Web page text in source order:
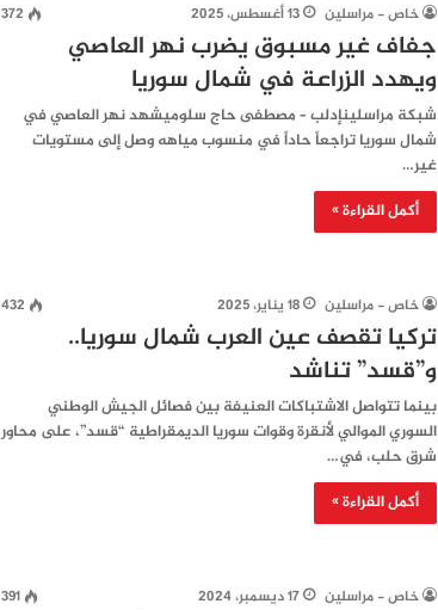
خاص - مراسلين 13 أغسطس، 2025 372
جفاف غير مسبوق يضرب نهر العاصي
ويهدد الزراعة في شمال سوريا
شبكة مراسلينإدلب – مصطفى حاج سلوميشهد نهر العاصي في
شمال سوريا تراجعاً حاداً في منسوب مياهه وصل إلى مستويات
غير…
أكمل القراءة »
خاص - مراسلين 18 يناير، 2025 432
تركيا تقصف عين العرب شمال سوريا..
و”قسد” تناشد
بينما تتواصل الاشتباكات العنيفة بين فصائل الجيش الوطني
السوري الموالي لأنقرة وقوات سوريا الديمقراطية “قسد”، على محاور
شرق حلب، في…
أكمل القراءة »
خاص - مراسلين 17 ديسمبر، 2024 391